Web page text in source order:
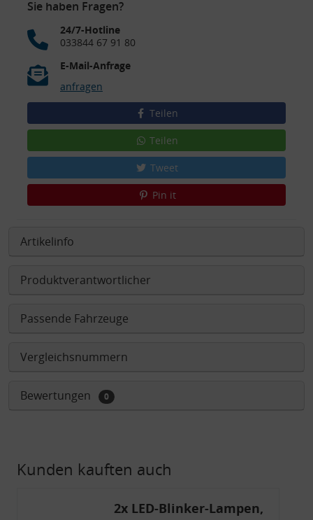
Sie haben Fragen?
24/7-Hotline
033844 67 91 80
E-Mail-Anfrage
anfragen
Teilen
Teilen
Tweet
Pin it
Artikelinfo
Produktverantwortlicher
Passende Fahrzeuge
Vergleichsnummern
Bewertungen 0
Kunden kauften auch
2x LED-Blinker-Lampen,